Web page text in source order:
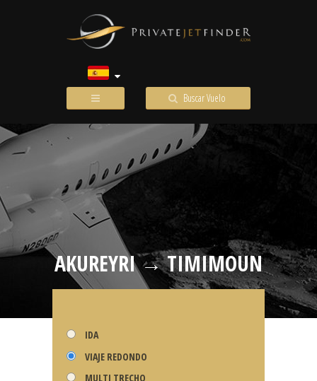
Buscar Vuelo
AKUREYRI → TIMIMOUN
IDA
VIAJE REDONDO
MULTI TRECHO